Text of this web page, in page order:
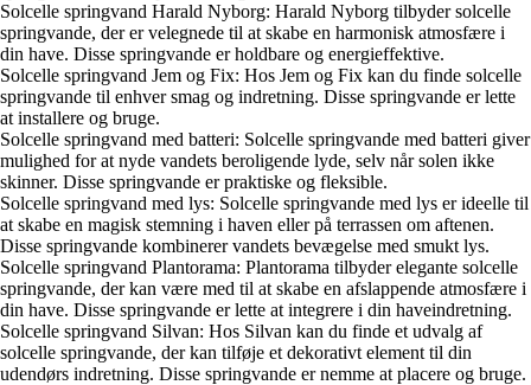
Solcelle springvand Harald Nyborg: Harald Nyborg tilbyder solcelle
springvande, der er velegnede til at skabe en harmonisk atmosfære i
din have. Disse springvande er holdbare og energieffektive.
Solcelle springvand Jem og Fix: Hos Jem og Fix kan du finde solcelle
springvande til enhver smag og indretning. Disse springvande er lette
at installere og bruge.
Solcelle springvand med batteri: Solcelle springvande med batteri giver
mulighed for at nyde vandets beroligende lyde, selv når solen ikke
skinner. Disse springvande er praktiske og fleksible.
Solcelle springvand med lys: Solcelle springvande med lys er ideelle til
at skabe en magisk stemning i haven eller på terrassen om aftenen.
Disse springvande kombinerer vandets bevægelse med smukt lys.
Solcelle springvand Plantorama: Plantorama tilbyder elegante solcelle
springvande, der kan være med til at skabe en afslappende atmosfære i
din have. Disse springvande er lette at integrere i din haveindretning.
Solcelle springvand Silvan: Hos Silvan kan du finde et udvalg af
solcelle springvande, der kan tilføje et dekorativt element til din
udendørs indretning. Disse springvande er nemme at placere og bruge.